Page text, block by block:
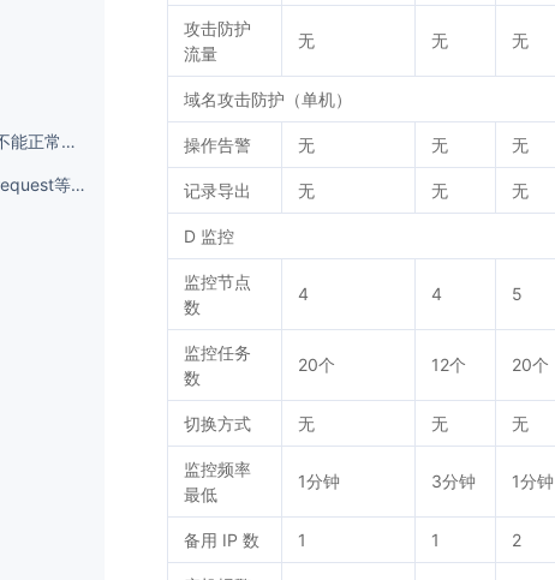
完成实名认证后为什么不能正常解析？
提示400、503、bad request等错误
攻击防护
流量
无 无 无
域名攻击防护（单机）
操作告警 无 无 无
记录导出 无 无 无
D 监控
监控节点
数
4 4 5
监控任务
数
20个 12个 20个
切换方式 无 无 无
监控频率
最低
1分钟 3分钟 1分钟
备用 IP 数 1 1 2